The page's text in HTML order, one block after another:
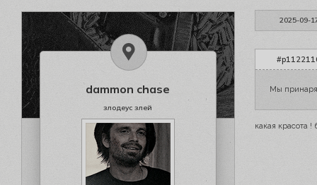
2025-09-
dammon chase
злодеус злей
Мы
какая красота